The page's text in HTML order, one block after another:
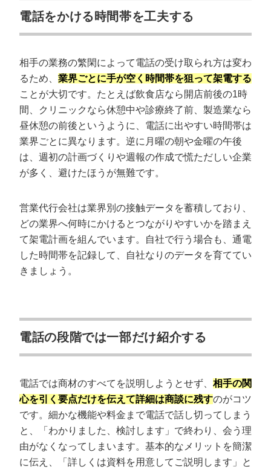
電話をかける時間帯を工夫する
相手の業務の繁閑によって電話の受け取られ方は変わ
るため、 業界ごとに手が空く時間帯を狙って架電する
ことが大切です。たとえば飲食店なら開店前後の1時
間、クリニックなら休憩中や診療終了前、製造業なら
昼休憩の前後というように、電話に出やすい時間帯は
業界ごとに異なります。逆に月曜の朝や金曜の午後
は、週初の計画づくりや週報の作成で慌ただしい企業
が多く、避けたほうが無難です。
営業代行会社は業界別の接触データを蓄積しており、
どの業界へ何時にかけるとつながりやすいかを踏まえ
て架電計画を組んでいます。自社で行う場合も、通電
した時間帯を記録して、自社なりのデータを育ててい
きましょう。
電話の段階では一部だけ紹介する
電話では商材のすべてを説明しようとせず、 相手の関
心を引く要点だけを伝えて詳細は商談に残すのがコツ
です。細かな機能や料金まで電話で話し切ってしまう
と、「わかりました、検討します」で終わり、会う理
由がなくなってしまいます。基本的なメリットを簡潔
に伝え、「詳しくは資料を用意してご説明します」と